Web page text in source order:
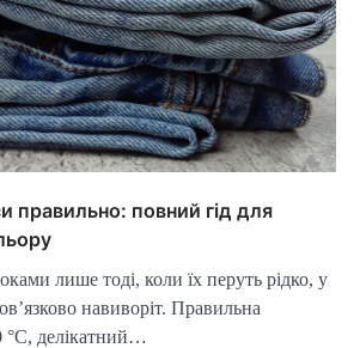
правильно: повний гід для
лише тоді, коли їх перуть рідко, у
навиворіт. Правильна
°C, делікатний…